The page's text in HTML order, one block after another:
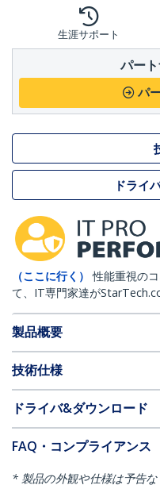
生涯サポート
パー
パ
ドライ
（ここに行く）
性能重視の
て、IT専門家達が
製品概要
技術仕様
ドライバ&ダウンロード
FAQ・コンプライアンス
* 製品の外観や仕様は予告